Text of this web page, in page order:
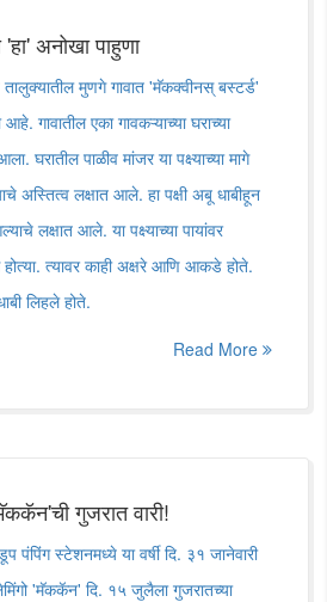
अनोखा पाहुणा
तालुक्यातील मुणगे गावात 'मॅकक्वीनस् बस्टर्ड'
गावातील एका गावकऱ्याच्या घराच्या
घरातील पाळीव मांजर या पक्ष्याच्या मागे
अस्तित्व लक्षात आले. हा पक्षी अबू धाबीहून
लक्षात आले. या पक्ष्याच्या पायांवर
होत्या. त्यावर काही अक्षरे आणि आकडे होते.
लिहले होते.
Read More
गुजरात वारी!
पंपिंग स्टेशनमध्ये या वर्षी दि. ३१ जानेवारी
'मॅककॅन' दि. १५ जुलैला गुजरातच्या